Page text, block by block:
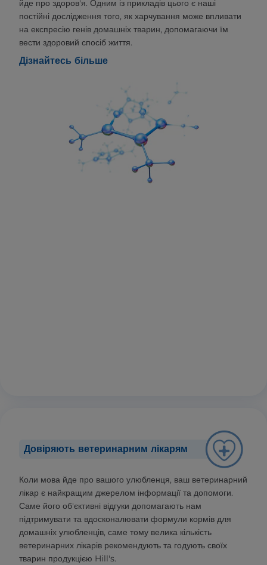
йде про здоров'я. Одним із прикладів цього є наші
постійні дослідження того, як харчування може впливати
на експресію генів домашніх тварин, допомагаючи їм
вести здоровий спосіб життя.
Дізнайтесь більше
Довіряють ветеринарним лікарям
Коли мова йде про вашого улюбленця, ваш ветеринарний
лікар є найкращим джерелом інформації та допомоги.
Саме його об'єктивні відгуки допомагають нам
підтримувати та вдосконалювати формули кормів для
домашніх улюбленців, саме тому велика кількість
ветеринарних лікарів рекомендують та годують своїх
тварин продукцією Hill's.